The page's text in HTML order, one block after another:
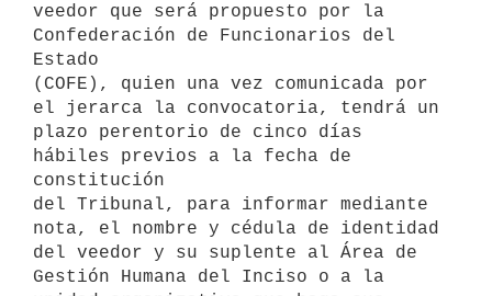
veedor que será propuesto por la
Confederación de Funcionarios del
Estado
(COFE), quien una vez comunicada por
el jerarca la convocatoria, tendrá un
plazo perentorio de cinco días
hábiles previos a la fecha de
constitución
del Tribunal, para informar mediante
nota, el nombre y cédula de identidad
del veedor y su suplente al Área de
Gestión Humana del Inciso o a la